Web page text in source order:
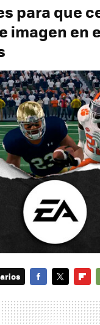
para que
imagen en